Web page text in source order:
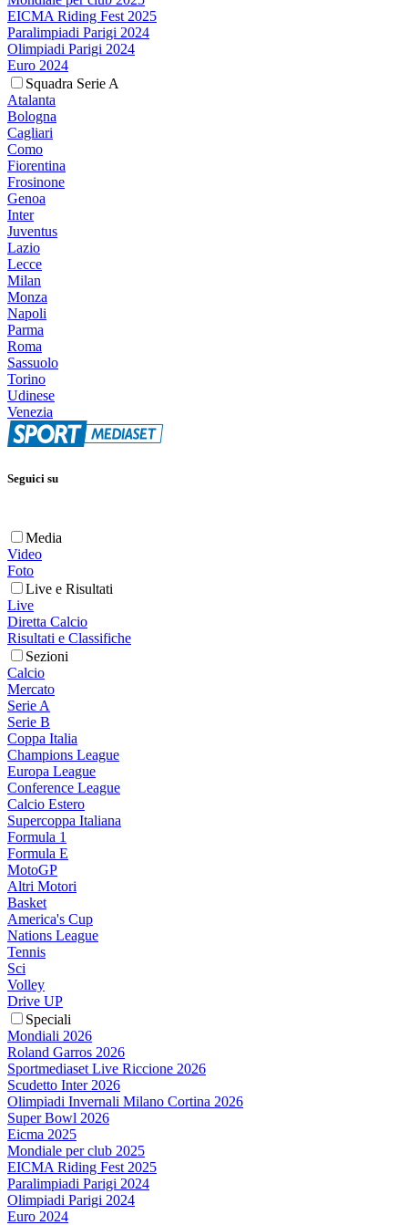
EICMA Riding Fest 2025
Paralimpiadi Parigi 2024
Olimpiadi Parigi 2024
Euro 2024
Squadra Serie A
Atalanta
Bologna
Cagliari
Como
Fiorentina
Frosinone
Genoa
Inter
Juventus
Lazio
Lecce
Milan
Monza
Napoli
Parma
Roma
Sassuolo
Torino
Udinese
Venezia
Seguici su
Media
Video
Foto
Live e Risultati
Live
Diretta Calcio
Risultati e Classifiche
Sezioni
Calcio
Mercato
Serie A
Serie B
Coppa Italia
Champions League
Europa League
Conference League
Calcio Estero
Supercoppa Italiana
Formula 1
Formula E
MotoGP
Altri Motori
Basket
America's Cup
Nations League
Tennis
Sci
Volley
Drive UP
Speciali
Mondiali 2026
Roland Garros 2026
Sportmediaset Live Riccione 2026
Scudetto Inter 2026
Olimpiadi Invernali Milano Cortina 2026
Super Bowl 2026
Eicma 2025
Mondiale per club 2025
EICMA Riding Fest 2025
Paralimpiadi Parigi 2024
Olimpiadi Parigi 2024
Euro 2024